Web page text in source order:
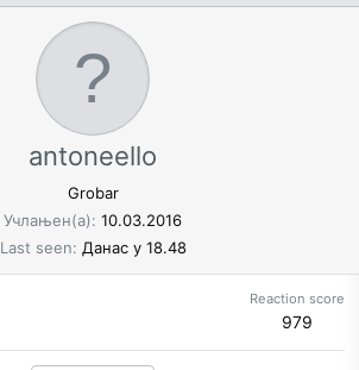
antoneello
Grobar
Учлањен(а) 10.03.2016
Last seen Данас у 18.48
Reaction score
979